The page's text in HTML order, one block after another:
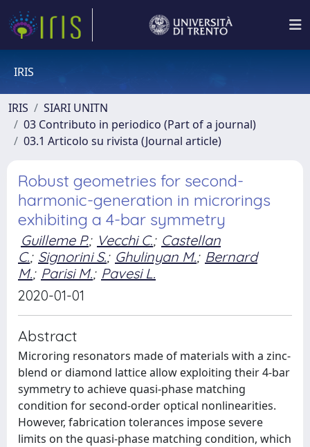
IRIS
IRIS
SIARI UNITN
03 Contributo in periodico (Part of a journal)
03.1 Articolo su rivista (Journal article)
Robust geometries for second-
harmonic-generation in microrings
exhibiting a 4-bar symmetry
Guilleme P.; Vecchi C.; Castellan
C.; Signorini S.; Ghulinyan M.; Bernard
M.; Parisi M.; Pavesi L.
2020-01-01
Abstract
Microring resonators made of materials with a zinc-
blend or diamond lattice allow exploiting their 4-bar
symmetry to achieve quasi-phase matching
condition for second-order optical nonlinearities.
However, fabrication tolerances impose severe
limits on the quasi-phase matching condition, which